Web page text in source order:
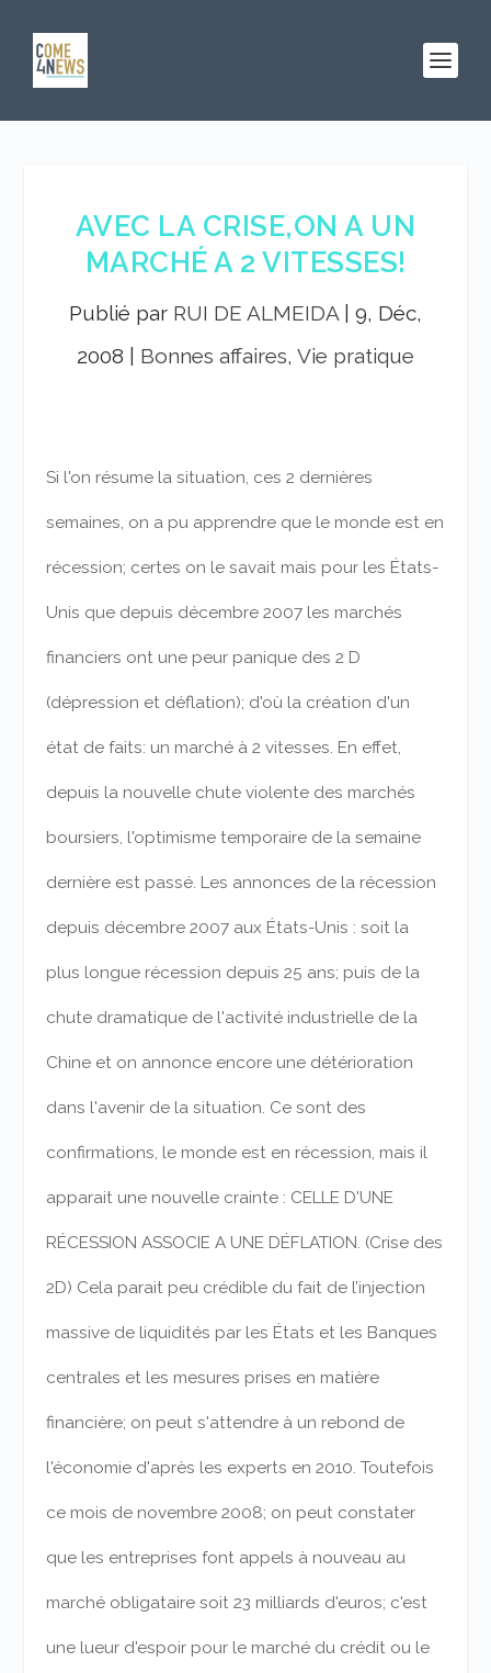
AVEC LA CRISE,ON A UN
MARCHÉ A 2 VITESSES!
Publié par RUI DE ALMEIDA
9, Déc,
2008
Bonnes affaires, Vie pratique
Si l'on résume la situation, ces 2 dernières
semaines, on a pu apprendre que le monde est en
récession; certes on le savait mais pour les États-
Unis que depuis décembre 2007 les marchés
financiers ont une peur panique des 2 D
(dépression et déflation); d'où la création d'un
état de faits: un marché à 2 vitesses. En effet,
depuis la nouvelle chute violente des marchés
boursiers, l'optimisme temporaire de la semaine
dernière est passé. Les annonces de la récession
depuis décembre 2007 aux États-Unis : soit la
plus longue récession depuis 25 ans; puis de la
chute dramatique de l'activité industrielle de la
Chine et on annonce encore une détérioration
dans l'avenir de la situation. Ce sont des
confirmations, le monde est en récession, mais il
apparait une nouvelle crainte : CELLE D'UNE
RÉCESSION ASSOCIE A UNE DÉFLATION. (Crise des
2D) Cela parait peu crédible du fait de l’injection
massive de liquidités par les États et les Banques
centrales et les mesures prises en matière
financière; on peut s'attendre à un rebond de
l'économie d'après les experts en 2010.Toutefois
ce mois de novembre 2008; on peut constater
que les entreprises font appels à nouveau au
marché obligataire soit 23 milliards d'euros; c'est
une lueur d'espoir pour le marché du crédit ou le